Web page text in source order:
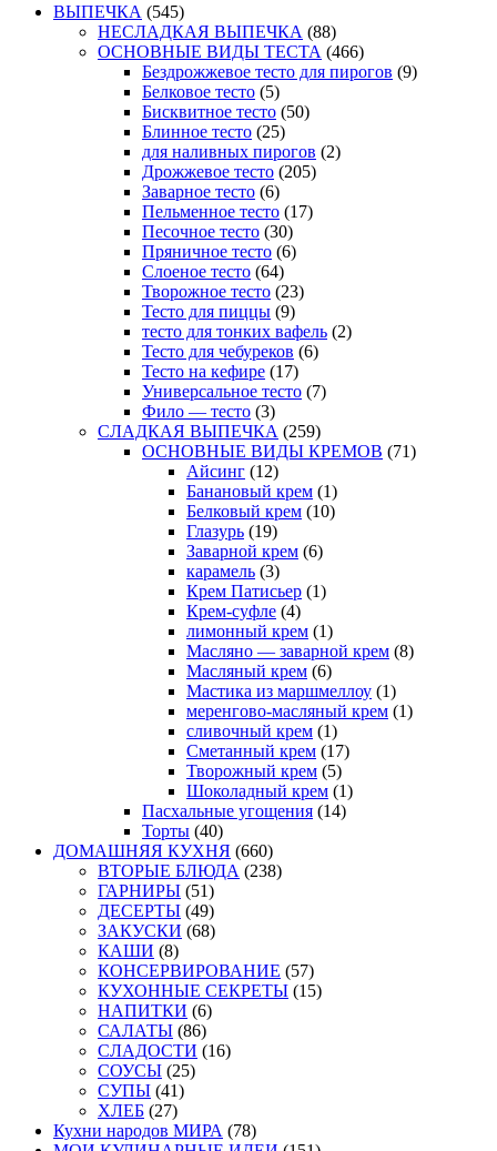
ВЫПЕЧКА (545)
НЕСЛАДКАЯ ВЫПЕЧКА (88)
ОСНОВНЫЕ ВИДЫ ТЕСТА (466)
Бездрожжевое тесто для пирогов (9)
Белковое тесто (5)
Бисквитное тесто (50)
Блинное тесто (25)
для наливных пирогов (2)
Дрожжевое тесто (205)
Заварное тесто (6)
Пельменное тесто (17)
Песочное тесто (30)
Пряничное тесто (6)
Слоеное тесто (64)
Творожное тесто (23)
Тесто для пиццы (9)
тесто для тонких вафель (2)
Тесто для чебуреков (6)
Тесто на кефире (17)
Универсальное тесто (7)
Фило — тесто (3)
СЛАДКАЯ ВЫПЕЧКА (259)
ОСНОВНЫЕ ВИДЫ КРЕМОВ (71)
Айсинг (12)
Банановый крем (1)
Белковый крем (10)
Глазурь (19)
Заварной крем (6)
карамель (3)
Крем Патисьер (1)
Крем-суфле (4)
лимонный крем (1)
Масляно — заварной крем (8)
Масляный крем (6)
Мастика из маршмеллоу (1)
меренгово-масляный крем (1)
сливочный крем (1)
Сметанный крем (17)
Творожный крем (5)
Шоколадный крем (1)
Пасхальные угощения (14)
Торты (40)
ДОМАШНЯЯ КУХНЯ (660)
ВТОРЫЕ БЛЮДА (238)
ГАРНИРЫ (51)
ДЕСЕРТЫ (49)
ЗАКУСКИ (68)
КАШИ (8)
КОНСЕРВИРОВАНИЕ (57)
КУХОННЫЕ СЕКРЕТЫ (15)
НАПИТКИ (6)
САЛАТЫ (86)
СЛАДОСТИ (16)
СОУСЫ (25)
СУПЫ (41)
ХЛЕБ (27)
Кухни народов МИРА (78)